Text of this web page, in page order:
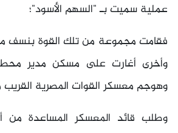
عملية سميت بـ "السهم الأسود"؛
فقامت مجموعة من تلك القوة بنسف
وأخرى أغارت على مسكن مدير
وهوجم معسكر القوات المصرية
وطلب قائد المعسكر المساعدة